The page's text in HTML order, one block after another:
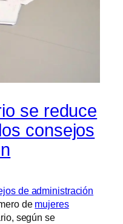
se reduce
consejos
de administración
de mujeres
según se